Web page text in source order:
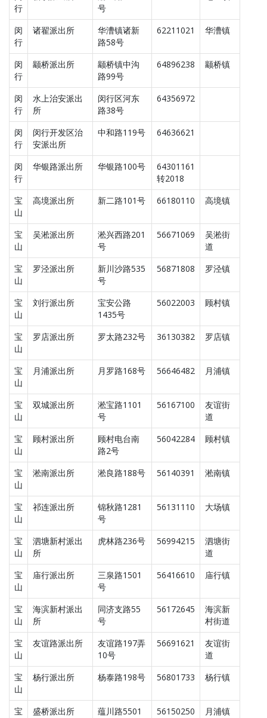
行
号
闵
行
诸翟派出所
华漕镇诸新
路58号
62211021 华漕镇
闵
行
颛桥派出所
颛桥镇中沟
路99号
64896238 颛桥镇
闵
行
水上治安派出
所
闵行区河东
路38号
64356972
闵
行
闵行开发区治
安派出所
中和路119号 64636621
闵
行
华银路派出所 华银路100号
64301161
转2018
宝
山
高境派出所 新二路101号 66180110 高境镇
宝
山
吴淞派出所
淞兴西路201
号
56671069
吴淞街
道
宝
山
罗泾派出所
新川沙路535
号
56871808 罗泾镇
宝
山
刘行派出所
宝安公路
1435号
56022003 顾村镇
宝
山
罗店派出所 罗太路232号 36130382 罗店镇
宝
山
月浦派出所 月罗路168号 56646482 月浦镇
宝
山
双城派出所
淞宝路1101
号
56167100
友谊街
道
宝
山
顾村派出所
顾村电台南
路2号
56042284 顾村镇
宝
山
淞南派出所 淞良路188号 56140391 淞南镇
宝
山
祁连派出所
锦秋路1281
号
56131110 大场镇
宝
山
泗塘新村派出
所
虎林路236号 56994215
泗塘街
道
宝
山
庙行派出所
三泉路1501
号
56416610 庙行镇
宝
山
海滨新村派出
所
同济支路55
号
56172645
海滨新
村街道
宝
山
友谊路派出所
友谊路197弄
10号
56691621
友谊街
道
宝
山
杨行派出所 杨泰路198号 56801733 杨行镇
宝
盛桥派出所
蕴川路5501
56150250 月浦镇